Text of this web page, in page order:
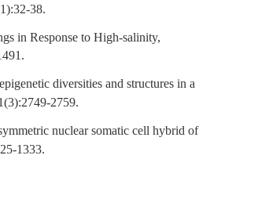
38.
in Response to High-salinity,
diversities and structures in a
2759.
nuclear somatic cell hybrid of
1333.